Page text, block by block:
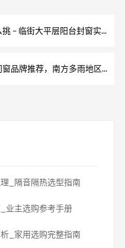
上一篇：2026东莞电动上升窗怎么挑 - 临街大平层阳台封窗实用技巧
下一篇：2026年雨天自动关窗的门窗品牌推荐，南方多雨地区专属智能门窗
_隔音隔热选型指南
业主选购参考手册
_家用选购完整指南